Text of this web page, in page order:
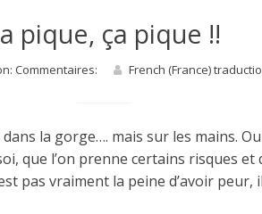
pique, ça pique !!
Commentaires: French (France)
la gorge…. mais sur les mains.
que l’on prenne certains risques
pas vraiment la peine d’avoir